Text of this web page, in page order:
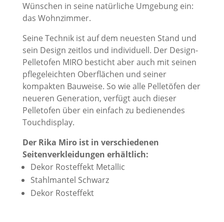
Wünschen in seine natürliche Umgebung ein:
das Wohnzimmer.
Seine Technik ist auf dem neuesten Stand und
sein Design zeitlos und individuell. Der Design-
Pelletofen MIRO besticht aber auch mit seinen
pflegeleichten Oberflächen und seiner
kompakten Bauweise. So wie alle Pelletöfen der
neueren Generation, verfügt auch dieser
Pelletofen über ein einfach zu bedienendes
Touchdisplay.
Der Rika Miro ist in verschiedenen
Seitenverkleidungen erhältlich:
Dekor Rosteffekt Metallic
Stahlmantel Schwarz
Dekor Rosteffekt